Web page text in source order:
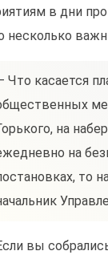
в дни
несколько
Что касается
на
на
то
вы